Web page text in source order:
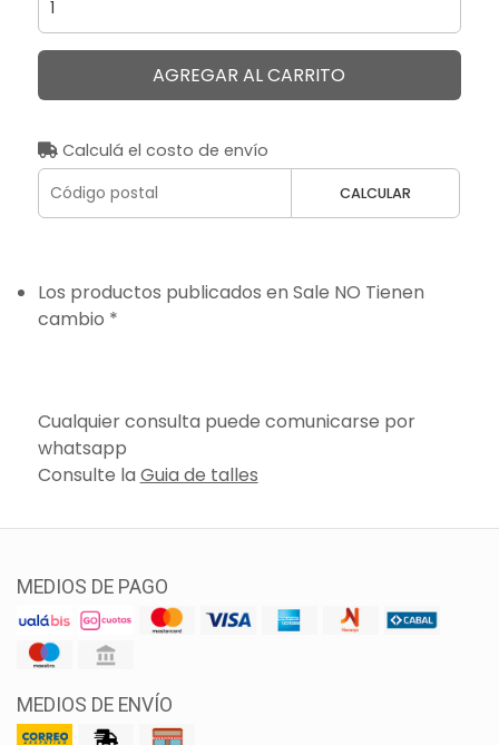
AGREGAR AL CARRITO
Calculá el costo de envío
CALCULAR
Los productos publicados en Sale NO Tienen
cambio *
Cualquier consulta puede comunicarse por
whatsapp
Consulte la Guia de talles
MEDIOS DE PAGO
MEDIOS DE ENVÍO